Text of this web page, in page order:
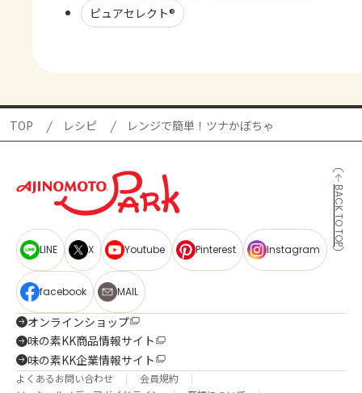
ピュアセレクト®
TOP レシピ レンジで簡単！ツナかぼちゃ
BACK TO TOP
LINE X Youtube Pinterest Instagram
facebook MAIL
オンラインショップ
味の素KK商品情報サイト
味の素KK企業情報サイト
よくあるお問い合わせ
会員規約